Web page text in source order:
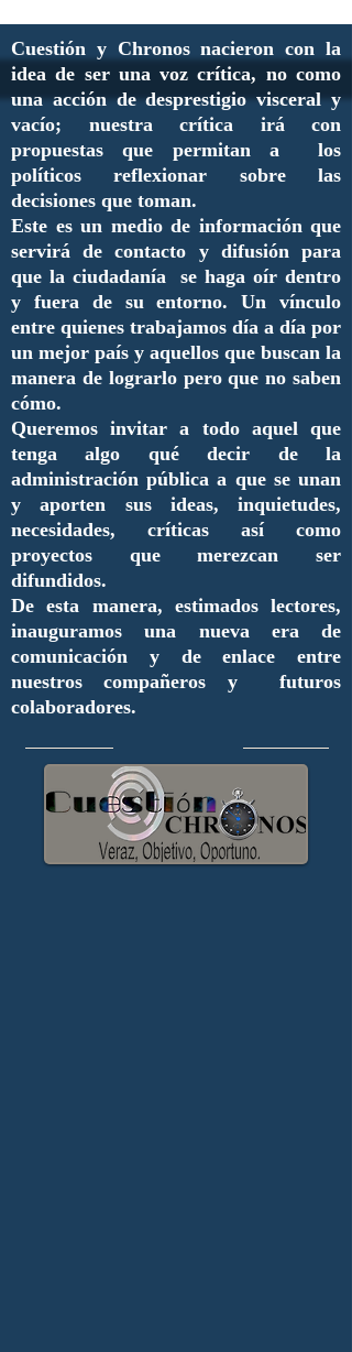
Cuestión y Chronos nacieron con la
idea de ser una voz crítica, no como
una acción de desprestigio visceral y
vacío; nuestra crítica irá con
propuestas que permitan a los
políticos reflexionar sobre las
decisiones que toman.
Este es un medio de información que
servirá de contacto y difusión para
que la ciudadanía se haga oír dentro
y fuera de su entorno. Un vínculo
entre quienes trabajamos día a día por
un mejor país y aquellos que buscan la
manera de lograrlo pero que no saben
cómo.
Queremos invitar a todo aquel que
tenga algo qué decir de la
administración pública a que se unan
y aporten sus ideas, inquietudes,
necesidades, críticas así como
proyectos que merezcan ser
difundidos.
De esta manera, estimados lectores,
inauguramos una nueva era de
comunicación y de enlace entre
nuestros compañeros y futuros
colaboradores.